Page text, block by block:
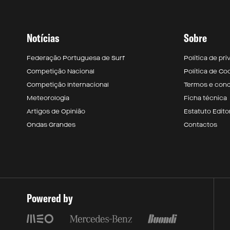
Notícias
Federação Portuguesa de Surf
Competição Nacional
Competição Internacional
Meteorologia
Artigos de Opinião
Ondas Grandes
Sobre
Política de
Política de
Termos e
Ficha técnica
Estatuto
Contactos
Powered by